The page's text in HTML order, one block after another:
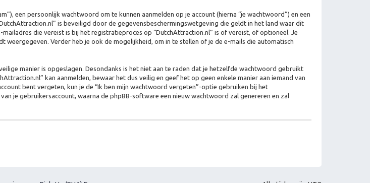
een persoonlijk wachtwoord om te kunnen aanmelden op je account (hierna “je wachtwoord”) en een
is beveiligd door de gegevensbeschermingswetgeving die geldt in het land waar dit
die vereist is bij het registratieproces op “DutchAttraction.nl” is of vereist, of optioneel. Je
Verder heb je ook de mogelijkheid, om in te stellen of je de e-mails die automatisch
manier is opgeslagen. Desondanks is het niet aan te raden dat je hetzelfde wachtwoord gebruikt
kan aanmelden, bewaar het dus veilig en geef het op geen enkele manier aan iemand van
bent vergeten, kun je de “Ik ben mijn wachtwoord vergeten”-optie gebruiken bij het
je gebruikersaccount, waarna de phpBB-software een nieuw wachtwoord zal genereren en zal